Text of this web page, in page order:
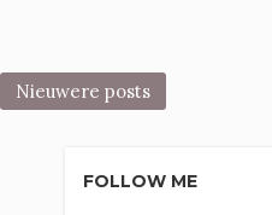
Nieuwere posts
FOLLOW ME